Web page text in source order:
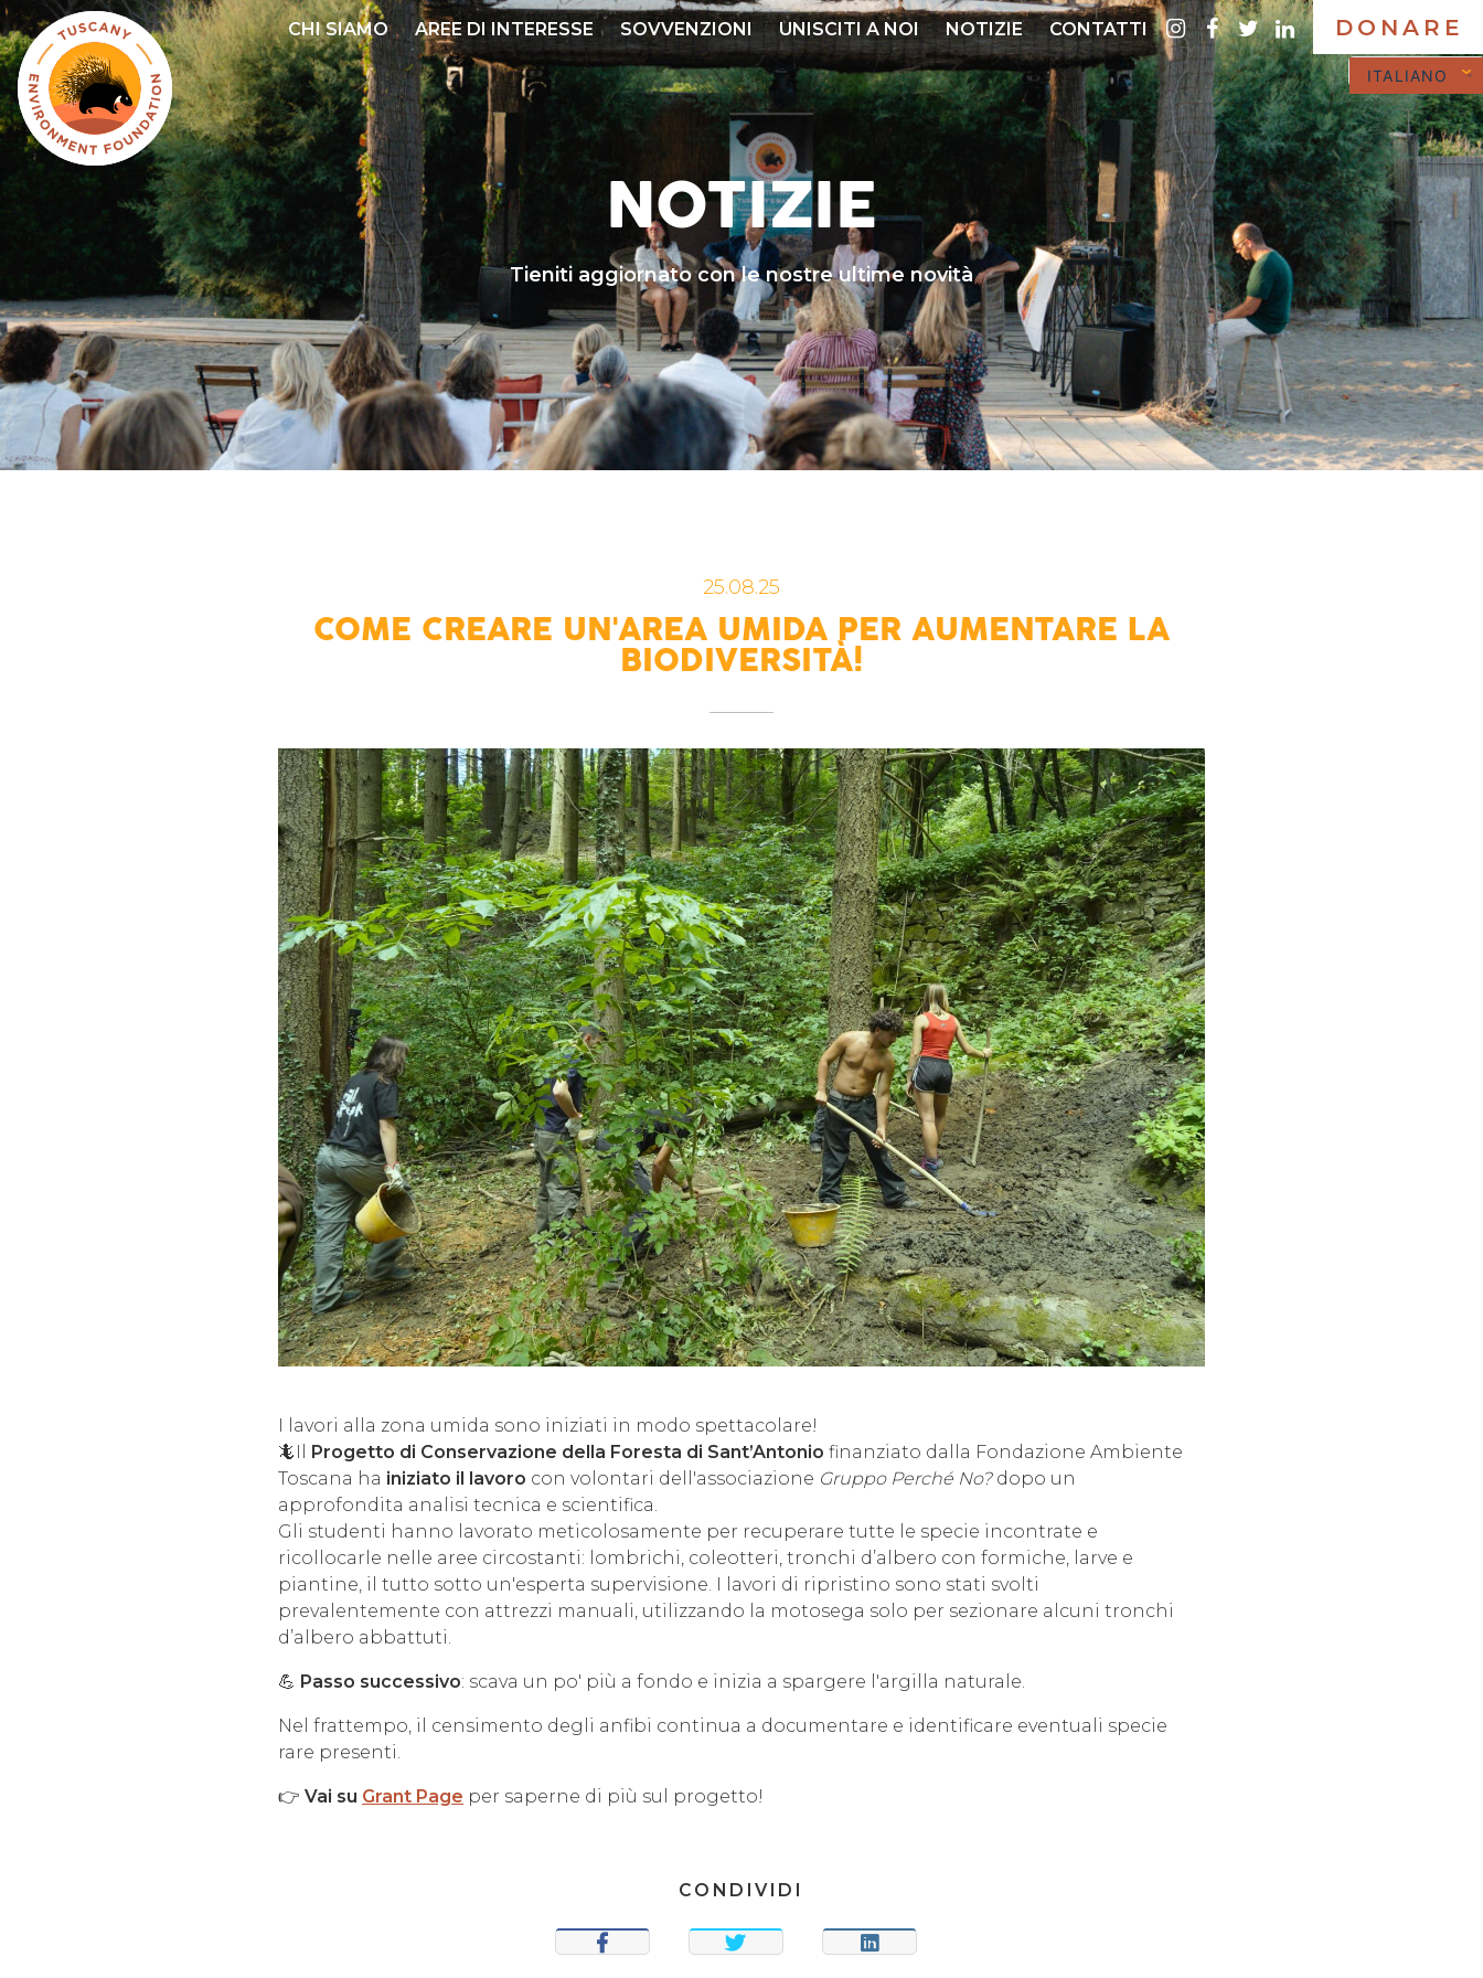
Salta
al
contenuto
principale
DONARE
ITALIANO
CHI SIAMO AREE DI INTERESSE SOVVENZIONI UNISCITI A NOI NOTIZIE CONTATTI instagram
Facebook
twitter
LinkedIn
NOTIZIE
Tieniti aggiornato con le nostre ultime novità
COME CREARE UN'AREA UMIDA PER AUMENTARE LA
BIODIVERSITÀ!
25.08.25
I lavori alla zona umida sono iniziati in modo spettacolare!
🦎Il Progetto di Conservazione della Foresta di Sant’Antonio finanziato dalla Fondazione Ambiente
Toscana ha iniziato il lavoro con volontari dell'associazione Gruppo Perché No?dopo un
approfondita analisi tecnica e scientifica.
Gli studenti hanno lavorato meticolosamente per recuperare tutte le specie incontrate e
ricollocarle nelle aree circostanti: lombrichi, coleotteri, tronchi d’albero con formiche, larve e
piantine, il tutto sotto un'esperta supervisione. I lavori di ripristino sono stati svolti
prevalentemente con attrezzi manuali, utilizzando la motosega solo per sezionare alcuni tronchi
d’albero abbattuti.
💪 Passo successivo: scava un po' più a fondo e inizia a spargere l'argilla naturale.
Nel frattempo, il censimento degli anfibi continua a documentare e identificare eventuali specie
rare presenti.
👉 Vai su Grant Page per saperne di più sul progetto!
CONDIVIDI
CONDIVIDI TWEET CONDIVIDI